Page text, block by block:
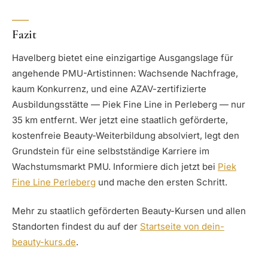
Fazit
Havelberg bietet eine einzigartige Ausgangslage für
angehende PMU-Artistinnen: Wachsende Nachfrage,
kaum Konkurrenz, und eine AZAV-zertifizierte
Ausbildungsstätte — Piek Fine Line in Perleberg — nur
35 km entfernt. Wer jetzt eine staatlich geförderte,
kostenfreie Beauty-Weiterbildung absolviert, legt den
Grundstein für eine selbstständige Karriere im
Wachstumsmarkt PMU. Informiere dich jetzt bei Piek
Fine Line Perleberg und mache den ersten Schritt.
Mehr zu staatlich geförderten Beauty-Kursen und allen
Standorten findest du auf der Startseite von dein-
beauty-kurs.de.